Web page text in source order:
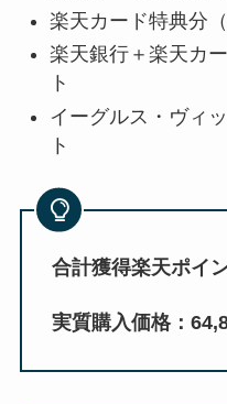
楽天カード特典分
楽天銀行＋楽天カ
ト
イーグルス・ヴィ
ト
合計獲得楽天ポイ
実質購入価格：